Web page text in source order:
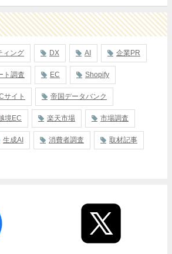
ィング DX AI 企業PR
ト調査 EC Shopify
サイト 帝国データバンク
境EC 楽天市場 市場調査
生成AI 消費者調査 取材記事